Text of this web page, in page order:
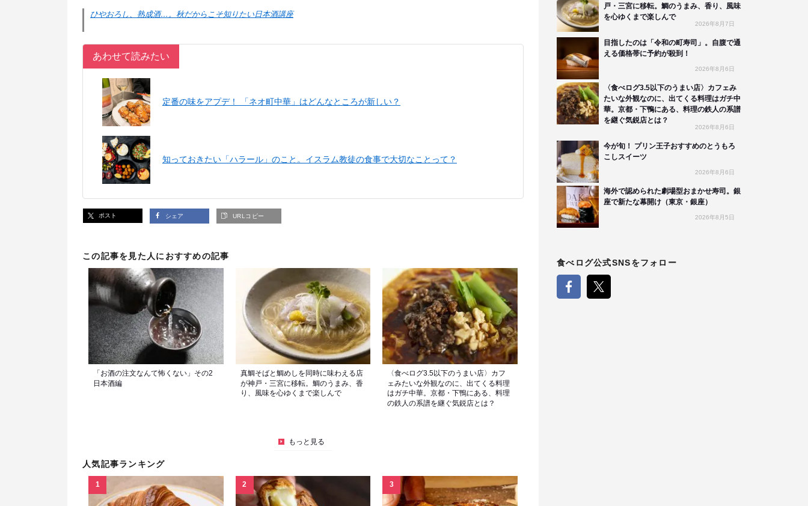
ひやおろし、熟成酒…。秋だからこそ知りたい日本酒講座
あわせて読みたい
定番の味をアプデ！ 「ネオ町中華」はどんなところが新しい？
知っておきたい「ハラール」のこと。イスラム教徒の食事で大切なことって？
ポスト シェア URLコピー
この記事を見た人におすすめの記事
「お酒の注文なんて怖くない」その2
日本酒編
真鯛そばと鯛めしを同時に味わえる店
が神戸・三宮に移転。鯛のうまみ、香
り、風味を心ゆくまで楽しんで
〈食べログ3.5以下のうまい店〉カフ
ェみたいな外観なのに、出てくる料理
はガチ中華。京都・下鴨にある、料理
の鉄人の系譜を継ぐ気鋭店とは？
もっと見る
人気記事ランキング
戸・三宮に移転。鯛のうまみ、香り、風味
を心ゆくまで楽しんで
2026年8月7日
目指したのは「令和の町寿司」。自腹で通
える価格帯に予約が殺到！
2026年8月6日
〈食べログ3.5以下のうまい店〉カフェみ
たいな外観なのに、出てくる料理はガチ中
華。京都・下鴨にある、料理の鉄人の系譜
を継ぐ気鋭店とは？
2026年8月6日
今が旬！ プリン王子おすすめのとうもろ
こしスイーツ
2026年8月6日
海外で認められた劇場型おまかせ寿司。銀
座で新たな幕開け（東京・銀座）
2026年8月5日
食べログ公式SNSをフォロー